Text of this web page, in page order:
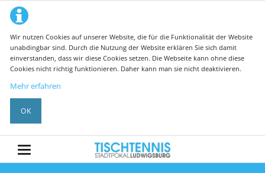
Wir nutzen Cookies auf unserer Website, die für die Funktionalität der Website
unabdingbar sind. Durch die Nutzung der Website erklären Sie sich damit
einverstanden, dass wir diese Cookies setzen. Die Webseite kann ohne diese
Cookies nicht richtig funktionieren. Daher kann man sie nicht deaktivieren.
Mehr erfahren
OK